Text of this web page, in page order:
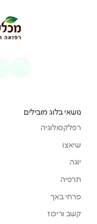
נושאי בלוג מובילים
רפלקסולוגיה
שיאצו
יוגה
תרפיה
פרחי באך
קשב וריכוז